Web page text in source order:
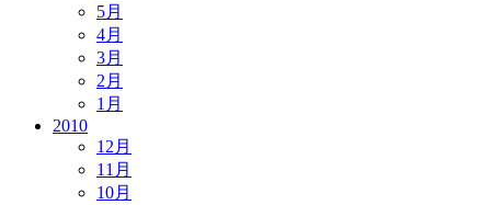
5月
4月
3月
2月
1月
2010
12月
11月
10月